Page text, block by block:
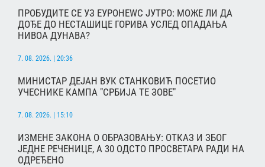
ПРОБУДИТЕ СЕ УЗ ЕУРОНЕWС ЈУТРО: МОЖЕ ЛИ ДА
ДОЂЕ ДО НЕСТАШИЦЕ ГОРИВА УСЛЕД ОПАДАЊА
НИВОА ДУНАВА?
7. 08. 2026. | 20:36
МИНИСТАР ДЕЈАН ВУК СТАНКОВИЋ ПОСЕТИО
УЧЕСНИКЕ КАМПА "СРБИЈА ТЕ ЗОВЕ"
7. 08. 2026. | 15:10
ИЗМЕНЕ ЗАКОНА О ОБРАЗОВАЊУ: ОТКАЗ И ЗБОГ
ЈЕДНЕ РЕЧЕНИЦЕ, А 30 ОДСТО ПРОСВЕТАРА РАДИ НА
ОДРЕЂЕНО